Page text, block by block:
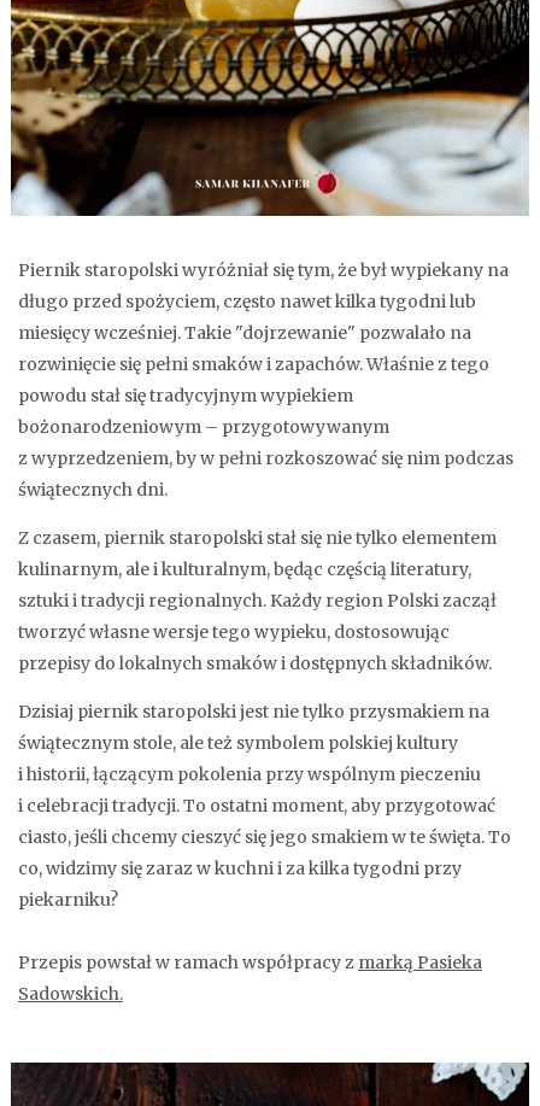
Piernik staropolski wyróżniał się tym, że był wypiekany na
długo przed spożyciem, często nawet kilka tygodni lub
miesięcy wcześniej. Takie "dojrzewanie" pozwalało na
rozwinięcie się pełni smaków i zapachów. Właśnie z tego
powodu stał się tradycyjnym wypiekiem
bożonarodzeniowym – przygotowywanym
z wyprzedzeniem, by w pełni rozkoszować się nim podczas
świątecznych dni.
Z czasem, piernik staropolski stał się nie tylko elementem
kulinarnym, ale i kulturalnym, będąc częścią literatury,
sztuki i tradycji regionalnych. Każdy region Polski zaczął
tworzyć własne wersje tego wypieku, dostosowując
przepisy do lokalnych smaków i dostępnych składników.
Dzisiaj piernik staropolski jest nie tylko przysmakiem na
świątecznym stole, ale też symbolem polskiej kultury
i historii, łączącym pokolenia przy wspólnym pieczeniu
i celebracji tradycji. To ostatni moment, aby przygotować
ciasto, jeśli chcemy cieszyć się jego smakiem w te święta. To
co, widzimy się zaraz w kuchni i za kilka tygodni przy
piekarniku?
Przepis powstał w ramach współpracy z marką Pasieka
Sadowskich.